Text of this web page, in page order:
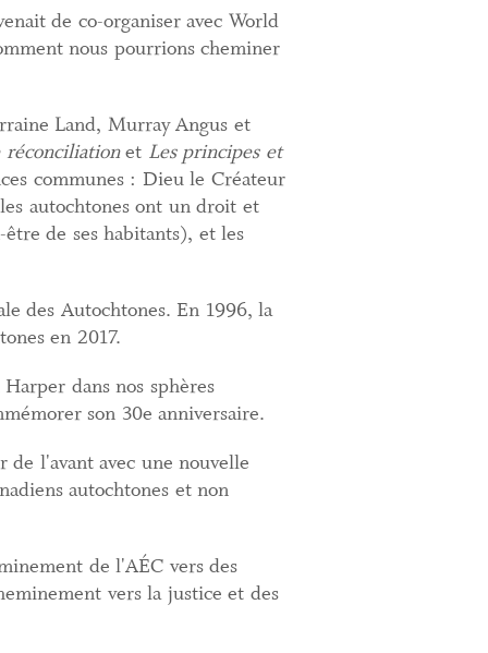
de co-organiser avec World
nous pourrions cheminer
Land, Murray Angus et
réconciliationet Les principes et
communes : Dieu le Créateur
autochtones ont un droit et
de ses habitants), et les
des Autochtones. En 1996, la
en 2017.
dans nos sphères
son 30e anniversaire.
de l'avant avec une nouvelle
autochtones et non
de l'AÉC vers des
vers la justice et des